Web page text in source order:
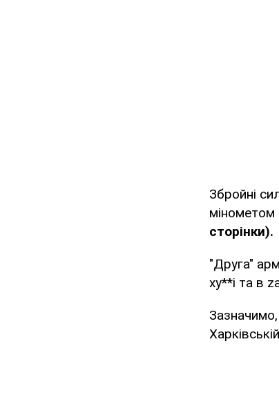
Збройні
мінометом
сторінки).
"Друга"
ху**і та в